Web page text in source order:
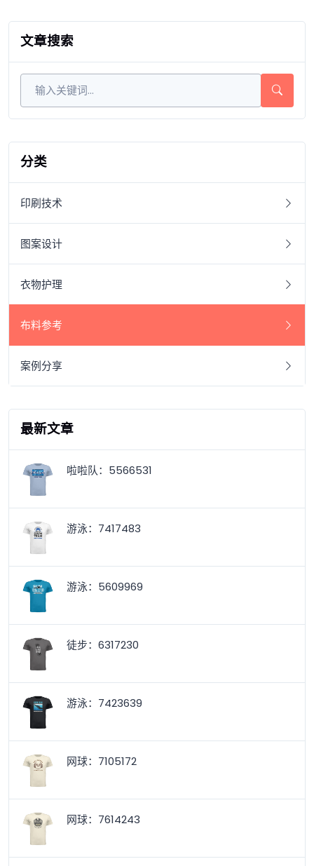
文章搜索
分类
印刷技术
图案设计
衣物护理
布料参考
案例分享
最新文章
啦啦队：5566531
游泳：7417483
游泳：5609969
徒步：6317230
游泳：7423639
网球：7105172
网球：7614243